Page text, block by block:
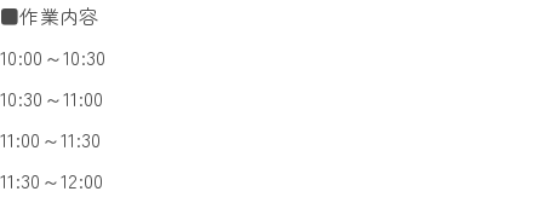
■作業内容
10:00～10:30
10:30～11:00
11:00～11:30
11:30～12:00